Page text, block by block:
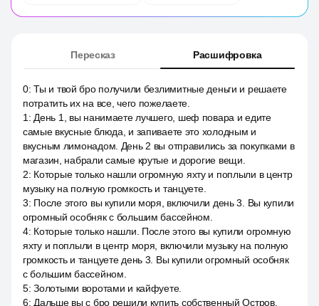
Пересказ Расшифровка
0:Ты и твой бро получили безлимитные деньги и решаете
потратить их на все, чего пожелаете.
1 : День 1, вы нанимаете лучшего, шеф повара и едите
самые вкусные блюда, и запиваете это холодным и
вкусным лимонадом. День 2 вы отправились за покупками в
магазин, набрали самые крутые и дорогие вещи.
2: Которые только нашли огромную яхту и поплыли в центр
музыку на полную громкость и танцуете.
3: После этого вы купили моря, включили день 3. Вы купили
огромный особняк с большим бассейном.
4: Которые только нашли. После этого вы купили огромную
яхту и поплыли в центр моря, включили музыку на полную
громкость и танцуете день 3. Вы купили огромный особняк
с большим бассейном.
5:Золотыми воротами и кайфуете.
6: Дальше вы с бро решили купить собственный Остров,